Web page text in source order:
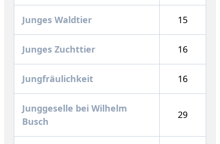
Junges Waldtier 15
Junges Zuchttier 16
Jungfräulichkeit 16
Junggeselle bei Wilhelm
Busch
29